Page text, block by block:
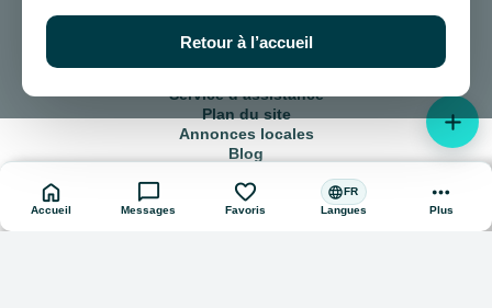
add
home
Accueil
chat_bubble
Messages
favorite
Favoris
languageFR
Langues
more_horiz
Plus
Retour à l’accueil
Comment vendre et acheter ?
Accord d’utilisation
Service d’assistance
Plan du site
Annonces locales
Blog